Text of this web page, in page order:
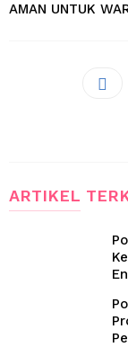
AMAN UNTUK
ARTIKEL